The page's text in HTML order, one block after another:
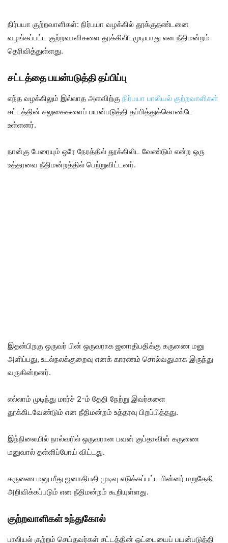
நிர்பயா குற்றவாளிகள்: நிர்பயா வழக்கில் தூக்குதண்டனை
வழங்கப்பட்ட குற்றவாளிகளை தூக்கிலிடமுடியாது என நீதிமன்றம்
தெரிவித்துள்ளது.
சட்டத்தை பயன்படுத்தி தப்பிப்பு
எந்த வழக்கிலும் இல்லாத அளவிற்கு நிர்பயா பாலியல் குற்றவாளிகள்
சட்டத்தின் சலுகைகளைப் பயன்படுத்தி தப்பித்துக்கொண்டே
உள்ளனர்.
நான்கு பேரையும் ஒரே நேரத்தில் தூக்கிலிட வேண்டும் என்ற ஒரு
உத்தரவை நீதிமன்றத்தில் பெற்றுவிட்டனர்.
இதன்பிறகு ஒருவர் பின் ஒருவராக ஜனாதிபதிக்கு கருணை மனு
அளிப்பது, உடல்நலக்குறைவு எனக் காரணம் சொல்வதுமாக இருந்து
வருகின்றனர்.
எல்லாம் முடிந்து மார்ச் 2-ம் தேதி நேற்று இவர்களை
தூக்கிடவேண்டும் என நீதிமன்றம் உத்தரவு பிறப்பித்தது.
இந்நிலையில் நால்வரில் ஒருவரான பவன் குப்தாவின் கருணை
மனுவால் தள்ளிப்போய் விட்டது.
கருணை மனு மீது ஜனாதிபதி முடிவு எடுக்கப்பட்ட பின்னர் மறுதேதி
அறிவிக்கப்படும் என நீதிமன்றம் கூறியுள்ளது.
குற்றவாளிகள் உந்துகோல்
பாலியல் குற்றம் செய்தவர்கள் சட்டத்தின் ஓட்டையைப் பயன்படுத்தி